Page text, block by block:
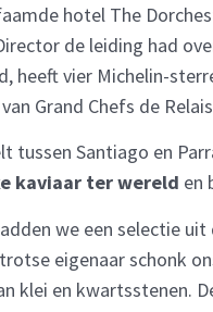
hotel The
de leiding had
heeft vier Michelin-
Grand Chefs de
tussen Santiago en
kaviaar ter wereld en
we een selectie uit
eigenaar schonk
klei en kwartsstenen.